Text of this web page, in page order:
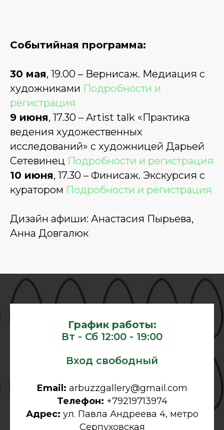
Событийная программа:
30 мая, 19.00 – Вернисаж. Медиация с
художниками Подробности и
регистрация
9 июня, 17.30 – Artist talk «Практика
ведения художественных
исследований» с художницей Дарьей
Сетевинец Подробности и регистрация
10 июня, 17.30 – Финисаж. Экскурсия с
куратором Подробности и регистрация
Дизайн афиши: Анастасия Пырьева,
Анна Довгалюк
График работы:
Вт - Сб 12:00 - 19:00
Вход свободный
Email: arbuzzgallery@gmail.com
Телефон: +79219713974
Адрес: ул. Павла Андреева 4, метро
Серпуховская